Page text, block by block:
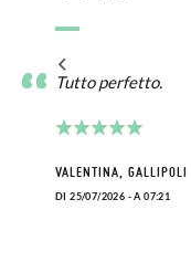
Tutto perfetto.
VALENTINA, GALLIPOLI
DI 25/07/2026 - A 07:21